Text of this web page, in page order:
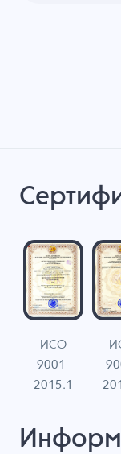
ИСО
9001-
2015.1